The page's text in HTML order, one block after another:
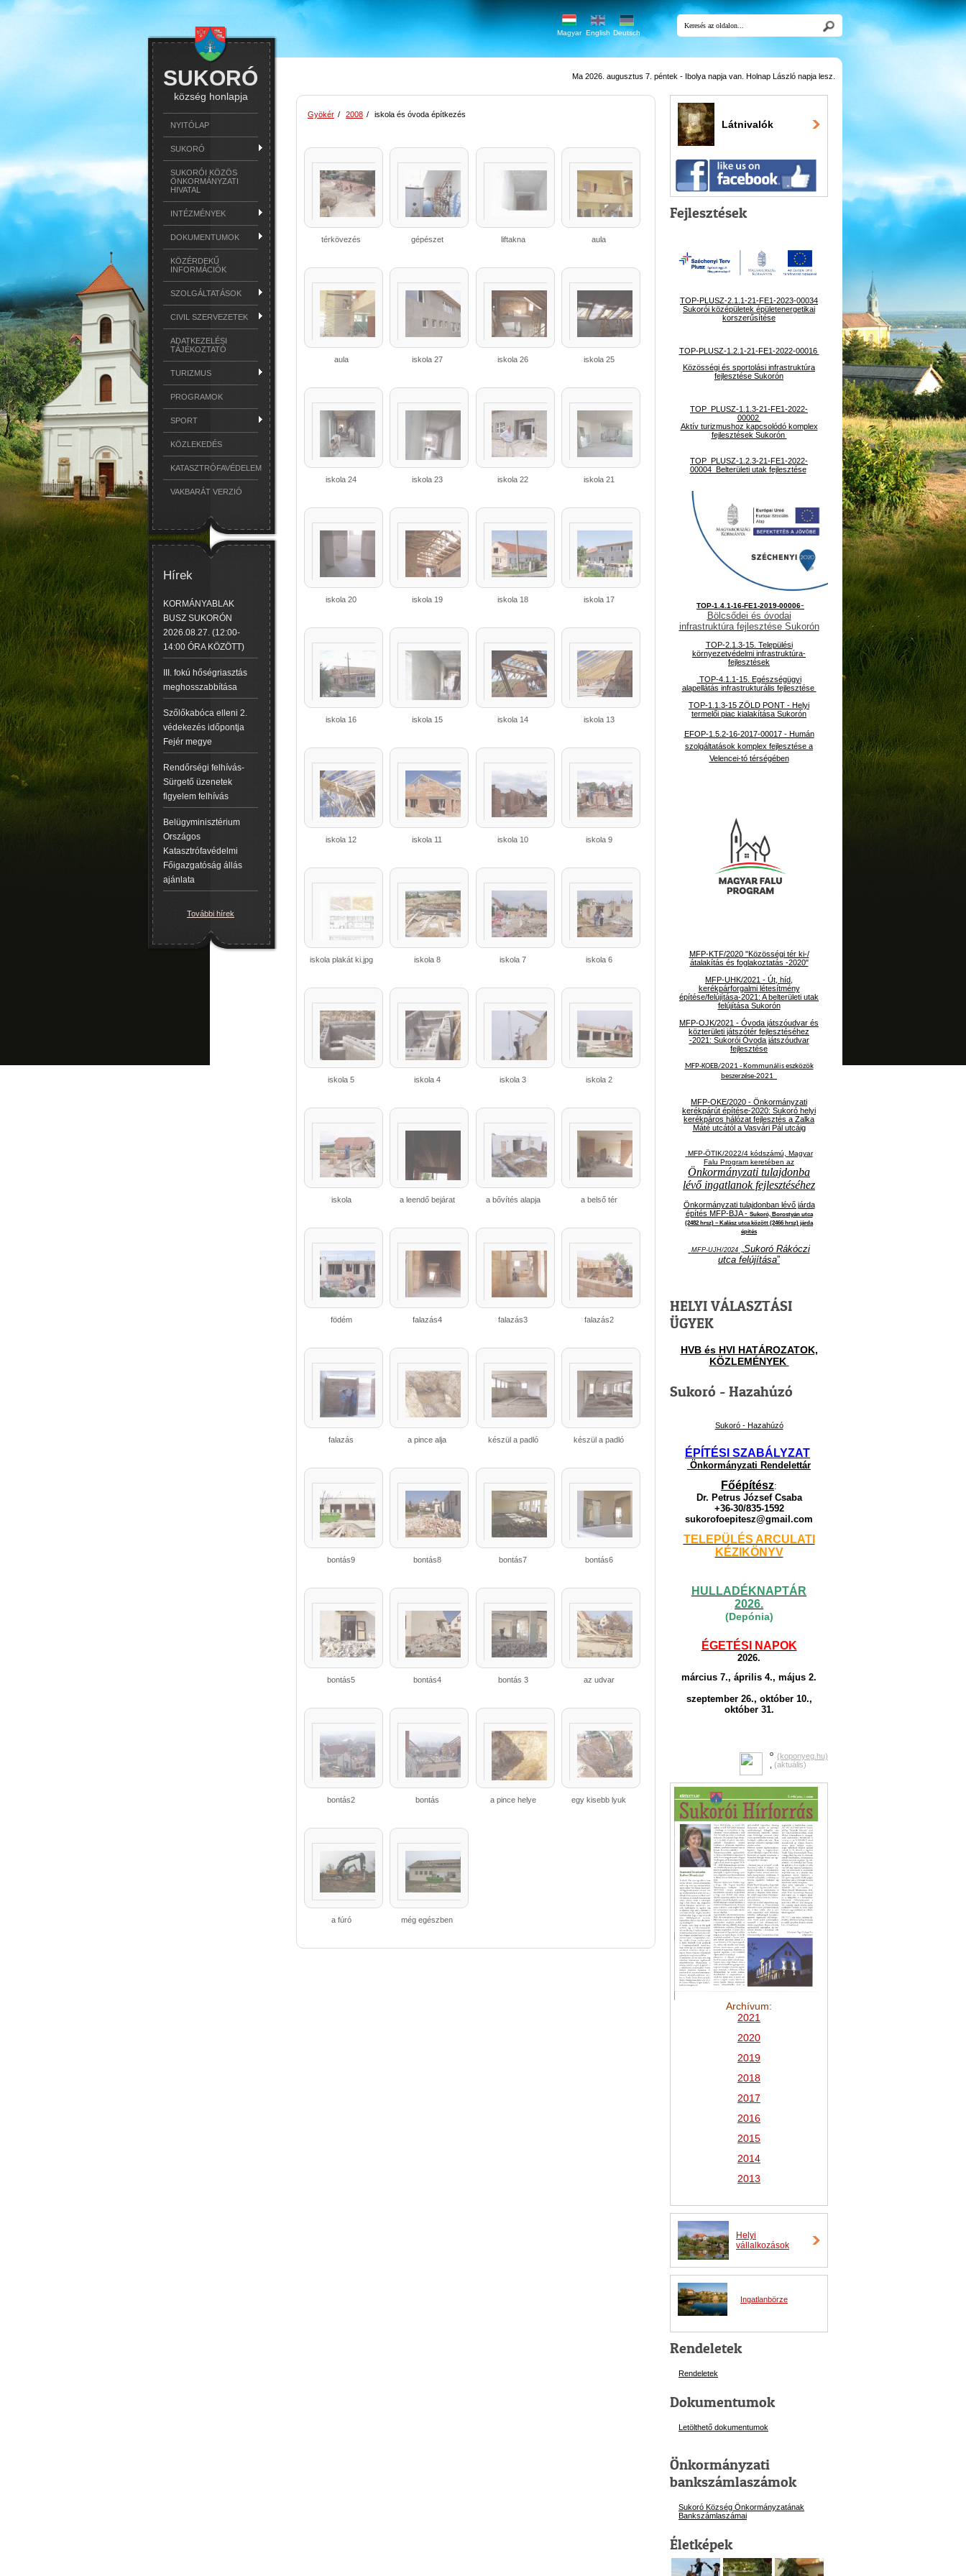
Magyar English Deutsch
SUKORÓ
község honlapja
NYITÓLAP
SUKORÓ
SUKORÓI KÖZÖS
ÖNKORMÁNYZATI
HIVATAL
INTÉZMÉNYEK
DOKUMENTUMOK
KÖZÉRDEKŰ
INFORMÁCIÓK
SZOLGÁLTATÁSOK
CIVIL SZERVEZETEK
ADATKEZELÉSI
TÁJÉKOZTATÓ
TURIZMUS
PROGRAMOK
SPORT
KÖZLEKEDÉS
KATASZTRÓFAVÉDELEM
VAKBARÁT VERZIÓ
Hírek
KORMÁNYABLAK
BUSZ SUKORÓN
2026.08.27. (12:00-
14:00 ÓRA KÖZÖTT)
III. fokú hőségriasztás
meghosszabbítása
Szőlőkabóca elleni 2.
védekezés időpontja
Fejér megye
Rendőrségi felhívás-
Sürgető üzenetek
figyelem felhívás
Belügyminisztérium
Országos
Katasztrófavédelmi
Főigazgatóság állás
ajánlata
További hírek
Ma 2026. augusztus 7. péntek - Ibolya napja van. Holnap László napja lesz.
Gyökér / 2008 / iskola és óvoda építkezés
térkövezés gépészet liftakna aula
aula iskola 27 iskola 26 iskola 25
iskola 24 iskola 23 iskola 22 iskola 21
iskola 20 iskola 19 iskola 18 iskola 17
iskola 16 iskola 15 iskola 14 iskola 13
iskola 12 iskola 11 iskola 10 iskola 9
iskola plakát ki.jpg iskola 8 iskola 7 iskola 6
iskola 5 iskola 4 iskola 3 iskola 2
iskola a leendő bejárat a bővítés alapja a belső tér
födém falazás4 falazás3 falazás2
falazás a pince alja készül a padló készül a padló
bontás9 bontás8 bontás7 bontás6
bontás5 bontás4 bontás 3 az udvar
bontás2 bontás a pince helye egy kisebb lyuk
a fúró még egészben
Látnivalók
Fejlesztések
TOP-PLUSZ-2.1.1-21-FE1-2023-00034
Sukorói középületek épületenergetikai
korszerűsítése
TOP-PLUSZ-1.2.1-21-FE1-2022-00016
Közösségi és sportolási infrastruktúra
fejlesztése Sukorón
TOP_PLUSZ-1.1.3-21-FE1-2022-
00002
Aktív turizmushoz kapcsolódó komplex
fejlesztések Sukorón
TOP_PLUSZ-1.2.3-21-FE1-2022-
00004 Belterületi utak fejlesztése
TOP-1.4.1-16-FE1-2019-00006-
Bölcsődei és óvodai
infrastruktúra fejlesztése Sukorón
TOP-2.1.3-15. Települési
környezetvédelmi infrastruktúra-
fejlesztések
TOP-4.1.1-15. Egészségügyi
alapellátás infrastrukturális fejlesztése
TOP-1.1.3-15 ZÖLD PONT - Helyi
termelői piac kialakítása Sukorón
EFOP-1.5.2-16-2017-00017 - Humán
szolgáltatások komplex fejlesztése a
Velencei-tó térségében
MFP-KTF/2020 "Közösségi tér ki-/
átalakítás és foglakoztatás -2020"
MFP-UHK/2021 - Út, híd,
kerékpárforgalmi létesítmény
építése/felújítása-2021: A belterületi utak
felújítása Sukorón
MFP-OJK/2021 - Óvoda játszóudvar és
közterületi játszótér fejlesztéséhez
-2021: Sukorói Óvoda játszóudvar
fejlesztése
MFP-KOEB/2021 - Kommunális eszközök
beszerzése-2021
MFP-OKE/2020 - Önkormányzati
kerékpárút építése-2020: Sukoró helyi
kerékpáros hálózat fejlesztés a Zalka
Máté utcától a Vasvári Pál utcáig
MFP-ÖTIK/2022/4 kódszámú, Magyar
Falu Program keretében az
Önkormányzati tulajdonba
lévő ingatlanok fejlesztéséhez
Önkormányzati tulajdonban lévő járda
építés MFP-BJA - Sukoró, Borostyán utca
(2482 hrsz) – Kalász utca között (2466 hrsz) járda
építés
MFP-UJH/2024„ Sukoró Rákóczi
utca felújítása”
HELYI VÁLASZTÁSI
ÜGYEK
HVB és HVI HATÁROZATOK,
KÖZLEMÉNYEK
Sukoró - Hazahúzó
Sukoró - Hazahúzó
ÉPÍTÉSI SZABÁLYZAT
Önkormányzati Rendelettár
Főépítész:
Dr. Petrus József Csaba
+36-30/835-1592
sukorofoepitesz@gmail.com
TELEPÜLÉS ARCULATI
KÉZIKÖNYV
HULLADÉKNAPTÁR
2026.
(Depónia)
ÉGETÉSI NAPOK
2026.
március 7., április 4., május 2.
szeptember 26., október 10.,
október 31.
o (koponyeg.hu)
(aktuális)
Archívum:
2021
2020
2019
2018
2017
2016
2015
2014
2013
Helyi
vállalkozások
Ingatlanbörze
Rendeletek
Rendeletek
Dokumentumok
Letölthető dokumentumok
Önkormányzati
bankszámlaszámok
Sukoró Község Önkormányzatának
Bankszámlaszámai
Életképek